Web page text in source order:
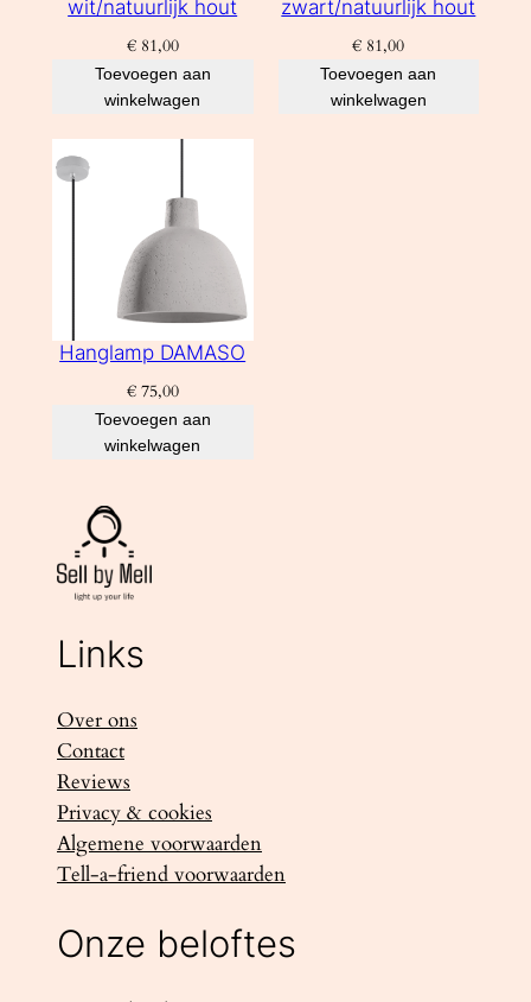
wit/natuurlijk hout
€81,00
Toevoegen aan
winkelwagen
zwart/natuurlijk hout
€ 81,00
Toevoegen aan
winkelwagen
Hanglamp DAMASO
€75,00
Toevoegen aan
winkelwagen
Links
Over ons
Contact
Reviews
Privacy & cookies
Algemene voorwaarden
Tell-a-friend voorwaarden
Onze beloftes